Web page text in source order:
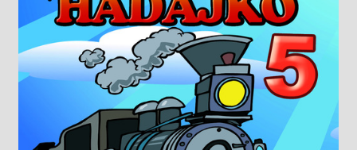
Pre školy
Knižný klub